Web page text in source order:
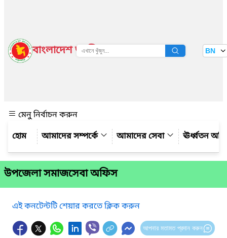
বাংলাদেশ জাতীয় তথ্য বাতায়ন BN
মেনু নির্বাচন করুন
আমাদের সম্পর্কে
আমাদের সেবা ঊর্ধ্বতন
উপজেলা সমাজসেবা অফিস
এই কনটেন্টটি শেয়ার করতে ক্লিক করুন
আপনার মতামত প্রদান করুন